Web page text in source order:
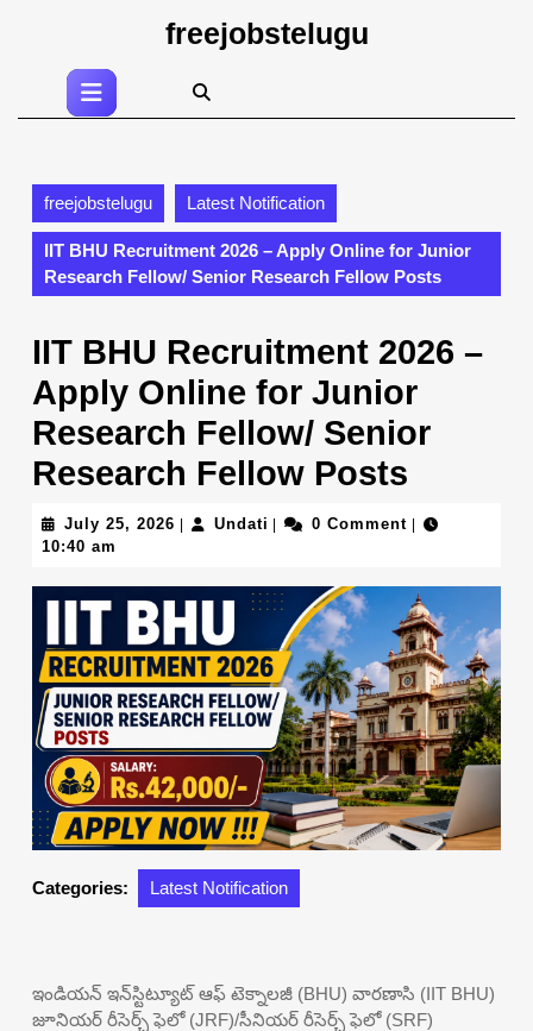
to
freejobstelugu
Open
Button
freejobstelugu Latest Notification
IIT BHU Recruitment 2026 – Apply Online for Junior
Research Fellow/ Senior Research Fellow Posts
IIT BHU Recruitment 2026 –
Apply Online for Junior
Research Fellow/ Senior
Research Fellow Posts
July 25, 2026 July Undati Undati0 Comment
10:40 am
Categories: Latest Notification
ఇండియన్ ఇన్‌స్టిట్యూట్ ఆఫ్ టెక్నాలజీ (BHU) వారణాసి (IIT BHU)
జూనియర్ రీసెర్చ్ ఫెలో (JRF)/సీనియర్ రీసెర్చ్ ఫెలో (SRF)